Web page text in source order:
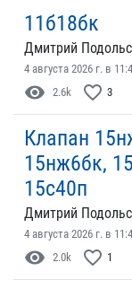
11б18бк
Дмитрий
4 августа 2026 г. в
visibility 2.6k favorite_border 3
Клапан
15нж6бк,
15с40п
Дмитрий
4 августа 2026 г. в
visibility 2.0k favorite_border 1